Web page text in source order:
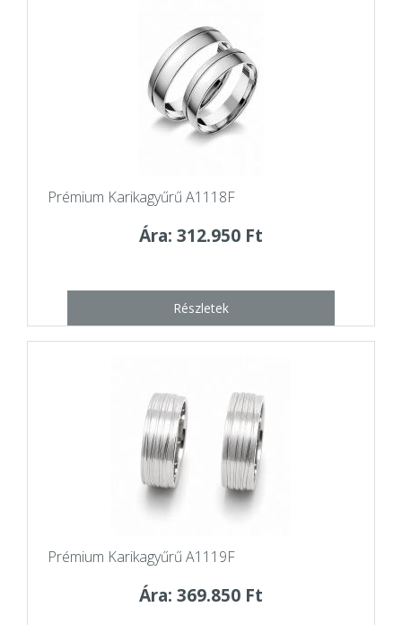
Prémium Karikagyűrű A1118F
Ára: 312.950 Ft
Részletek
Prémium Karikagyűrű A1119F
Ára: 369.850 Ft